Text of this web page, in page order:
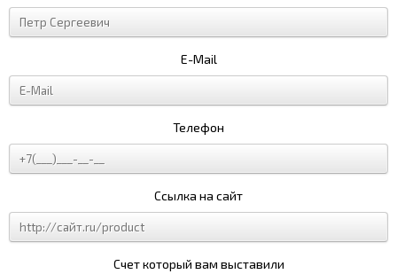
E-Mail
Телефон
Ссылка на сайт
Счет который вам выставили